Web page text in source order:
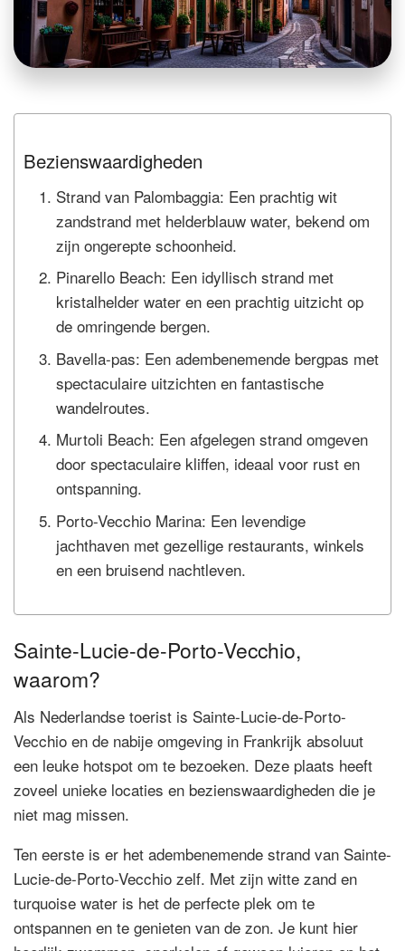
Bezienswaardigheden
Strand van Palombaggia: Een prachtig wit
zandstrand met helderblauw water, bekend om
zijn ongerepte schoonheid.
Pinarello Beach: Een idyllisch strand met
kristalhelder water en een prachtig uitzicht op
de omringende bergen.
Bavella-pas: Een adembenemende bergpas met
spectaculaire uitzichten en fantastische
wandelroutes.
Murtoli Beach: Een afgelegen strand omgeven
door spectaculaire kliffen, ideaal voor rust en
ontspanning.
Porto-Vecchio Marina: Een levendige
jachthaven met gezellige restaurants, winkels
en een bruisend nachtleven.
Sainte-Lucie-de-Porto-Vecchio,
waarom?
Als Nederlandse toerist is Sainte-Lucie-de-Porto-
Vecchio en de nabije omgeving in Frankrijk absoluut
een leuke hotspot om te bezoeken. Deze plaats heeft
zoveel unieke locaties en bezienswaardigheden die je
niet mag missen.
Ten eerste is er het adembenemende strand van Sainte-
Lucie-de-Porto-Vecchio zelf. Met zijn witte zand en
turquoise water is het de perfecte plek om te
ontspannen en te genieten van de zon. Je kunt hier